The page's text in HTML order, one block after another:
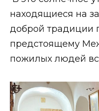
находящиеся на
доброй традиции
предстоящему
пожилых людей